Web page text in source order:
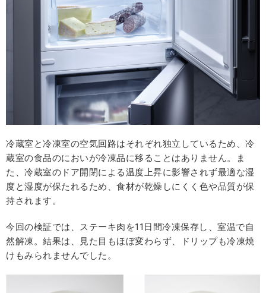
冷蔵室と冷凍室の空気回路はそれぞれ独⽴しているため、冷
蔵室の⾷品のにおいが冷凍品に移ることはありません。ま
た、冷蔵室のドア開閉による温度上昇に影響されず最適な湿
度と湿度が保たれるため、⾷材が乾燥しにくく⾊や品質が保
持されます。
今回の検証では、ステーキ⾁を11⽇間冷凍保存し、室温で⾃
然解凍。結果は、⾒た⽬もほぼ変わらず、ドリップも冷凍焼
けもみられませんでした。